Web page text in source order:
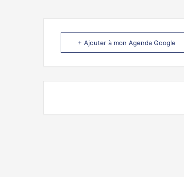
+ Ajouter à mon Agenda Google